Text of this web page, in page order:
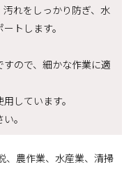
れをしっかり防ぎ、水
トします。
ので、細かな作業に適
しています。
。
、農作業、水産業、清掃